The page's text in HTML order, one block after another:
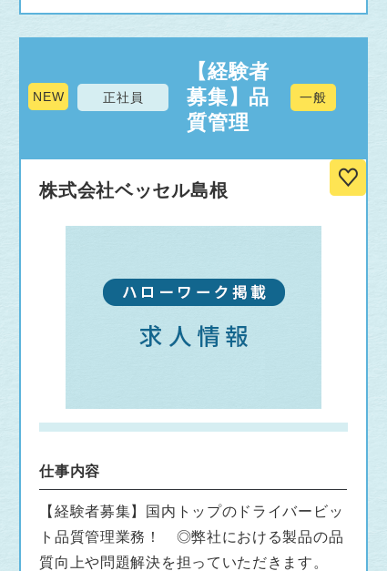
NEW 正社員
【経験者
募集】品
質管理
一般
株式会社ベッセル島根
仕事内容
【経験者募集】国内トップのドライバービッ
ト品質管理業務！ ◎弊社における製品の品
質向上や問題解決を担っていただきます。